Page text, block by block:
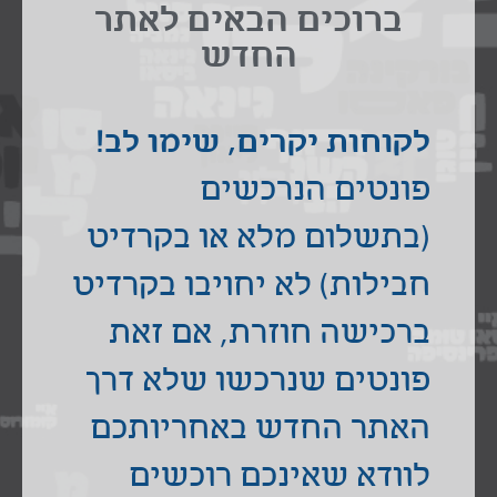
סל הקניות שלך ריק כרגע.
מה אנחנו עושים?
פונטייפ הוקמה מתוך רצון ושאיפה לתרום
זאת להעניק משמעויות חדשות לאות העברית.
אותן האותיות רק במילים אחרות, מילים יפות,
מילים חדשות.
לעסקאות מיוחדות ניתן ליצור קשר עם המעצב
אליהו פריד
ברוכים הבאים לאתר
החדש
לקוחות יקרים, שימו לב!
פונטים הנרכשים
(בתשלום מלא או בקרדיט
חבילות) לא יחויבו בקרדיט
ברכישה חוזרת, אם זאת
פונטים שנרכשו שלא דרך
האתר החדש באחריותכם
לוודא שאינכם רוכשים